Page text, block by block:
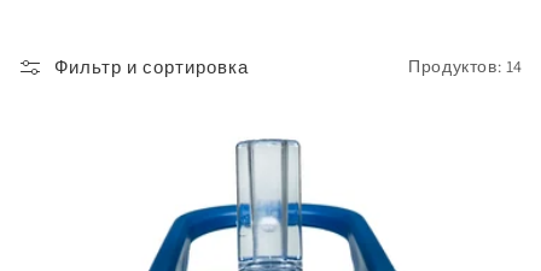
и
Фильтр и сортировка Продуктов: 14